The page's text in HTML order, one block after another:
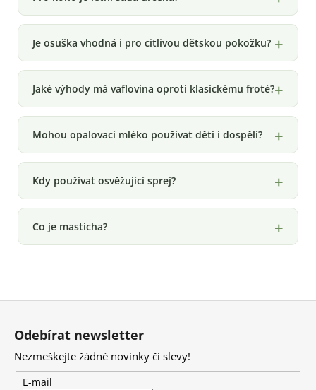
Je osuška vhodná i pro citlivou dětskou pokožku?
Jaké výhody má vaflovina oproti klasickému froté?
Mohou opalovací mléko používat děti i dospělí?
Kdy používat osvěžující sprej?
Co je masticha?
Odebírat newsletter
Nezmeškejte žádné novinky či slevy!
E-mail